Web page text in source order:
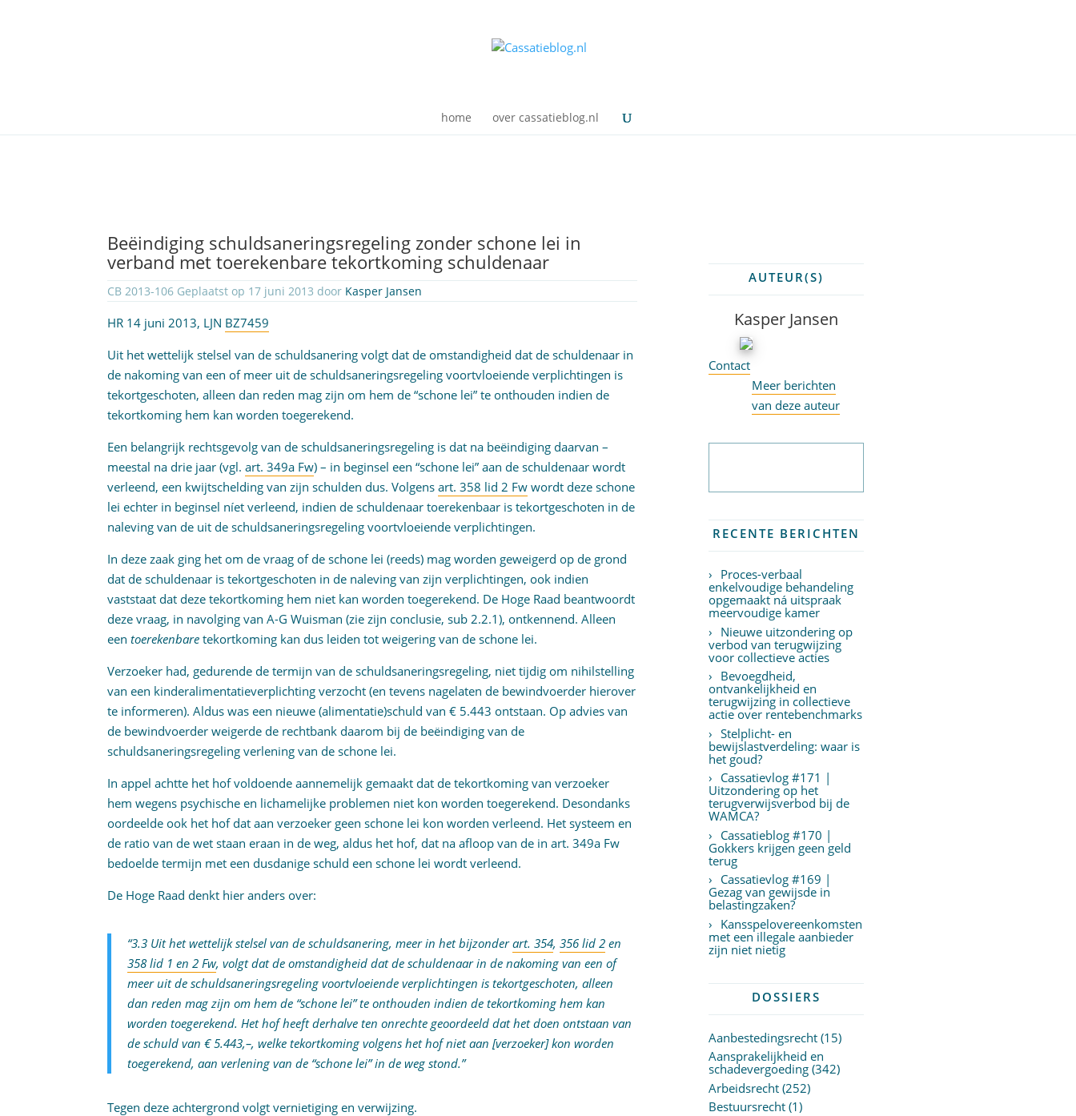
home over cassatieblog.nl
Beëindiging schuldsaneringsregeling zonder schone lei in
verband met toerekenbare tekortkoming schuldenaar
CB 2013-106 Geplaatst op 17 juni 2013 door Kasper Jansen
HR 14 juni 2013, LJN BZ7459
Uit het wettelijk stelsel van de schuldsanering volgt dat de omstandigheid dat de schuldenaar in
de nakoming van een of meer uit de schuldsaneringsregeling voortvloeiende verplichtingen is
tekortgeschoten, alleen dan reden mag zijn om hem de “schone lei” te onthouden indien de
tekortkoming hem kan worden toegerekend.
Een belangrijk rechtsgevolg van de schuldsaneringsregeling is dat na beëindiging daarvan –
meestal na drie jaar (vgl.art. 349a Fw) – in beginsel een “schone lei” aan de schuldenaar wordt
verleend, een kwijtschelding van zijn schulden dus. Volgensart. 358 lid 2 Fw wordt deze schone
lei echter in beginsel níet verleend, indien de schuldenaar toerekenbaar is tekortgeschoten in de
naleving van de uit de schuldsaneringsregeling voortvloeiende verplichtingen.
In deze zaak ging het om de vraag of de schone lei (reeds) mag worden geweigerd op de grond
dat de schuldenaar is tekortgeschoten in de naleving van zijn verplichtingen, ook indien
vaststaat dat deze tekortkoming hem niet kan worden toegerekend. De Hoge Raad beantwoordt
deze vraag, in navolging van A-G Wuisman (zie zijn conclusie, sub 2.2.1), ontkennend. Alleen
eentoerekenbaretekortkoming kan dus leiden tot weigering van de schone lei.
Verzoeker had, gedurende de termijn van de schuldsaneringsregeling, niet tijdig om nihilstelling
van een kinderalimentatieverplichting verzocht (en tevens nagelaten de bewindvoerder hierover
te informeren). Aldus was een nieuwe (alimentatie)schuld van € 5.443 ontstaan. Op advies van
de bewindvoerder weigerde de rechtbank daarom bij de beëindiging van de
schuldsaneringsregeling verlening van de schone lei.
In appel achtte het hof voldoende aannemelijk gemaakt dat de tekortkoming van verzoeker
hem wegens psychische en lichamelijke problemen niet kon worden toegerekend. Desondanks
oordeelde ook het hof dat aan verzoeker geen schone lei kon worden verleend. Het systeem en
de ratio van de wet staan eraan in de weg, aldus het hof, dat na afloop van de in art. 349a Fw
bedoelde termijn met een dusdanige schuld een schone lei wordt verleend.
De Hoge Raad denkt hier anders over:
“3.3 Uit het wettelijk stelsel van de schuldsanering, meer in het bijzonderart. 354,356 lid 2 en
358 lid 1 en 2 Fw, volgt dat de omstandigheid dat de schuldenaar in de nakoming van een of
meer uit de schuldsaneringsregeling voortvloeiende verplichtingen is tekortgeschoten, alleen
dan reden mag zijn om hem de “schone lei” te onthouden indien de tekortkoming hem kan
worden toegerekend. Het hof heeft derhalve ten onrechte geoordeeld dat het doen ontstaan van
de schuld van € 5.443,–, welke tekortkoming volgens het hof niet aan [verzoeker] kon worden
toegerekend, aan verlening van de “schone lei” in de weg stond.”
Tegen deze achtergrond volgt vernietiging en verwijzing.
AUTEUR(S)
Kasper Jansen
Contact
Meer berichten
van deze auteur
RECENTE BERICHTEN
Proces-verbaal
enkelvoudige behandeling
opgemaakt ná uitspraak
meervoudige kamer
Nieuwe uitzondering op
verbod van terugwijzing
voor collectieve acties
Bevoegdheid,
ontvankelijkheid en
terugwijzing in collectieve
actie over rentebenchmarks
Stelplicht- en
bewijslastverdeling: waar is
het goud?
Cassatievlog #171 |
Uitzondering op het
terugverwijsverbod bij de
WAMCA?
Cassatieblog #170 |
Gokkers krijgen geen geld
terug
Cassatievlog #169 |
Gezag van gewijsde in
belastingzaken?
Kansspelovereenkomsten
met een illegale aanbieder
zijn niet nietig
DOSSIERS
Aanbestedingsrecht(15)
Aansprakelijkheid en
schadevergoeding(342)
Arbeidsrecht(252)
Bestuursrecht(1)